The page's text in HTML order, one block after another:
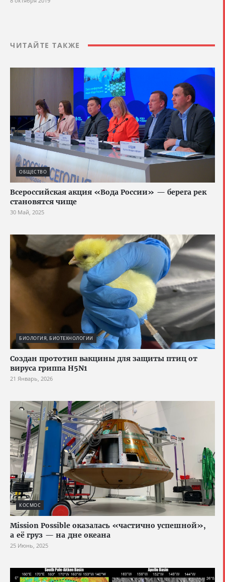
ЧИТАЙТЕ ТАКЖЕ
ОБЩЕСТВО
Всероссийская акция «Вода России» — берега рек
становятся чище
30 Май, 2025
БИОЛОГИЯ, БИОТЕХНОЛОГИИ
Создан прототип вакцины для защиты птиц от
вируса гриппа H5N1
21 Январь, 2026
КОСМОС
Mission Possible оказалась «частично успешной»,
а её груз — на дне океана
25 Июнь, 2025